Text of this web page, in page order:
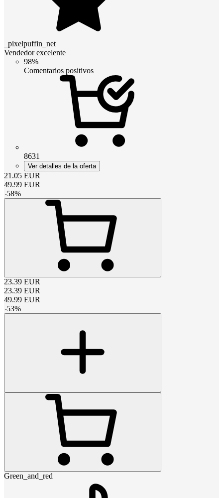
_pixelpuffin_net
Vendedor excelente
98%
Comentarios positivos
8631
Ver detalles de la oferta
21.05 EUR
49.99 EUR
-58%
23.39 EUR
23.39 EUR
49.99 EUR
-53%
Green_and_red